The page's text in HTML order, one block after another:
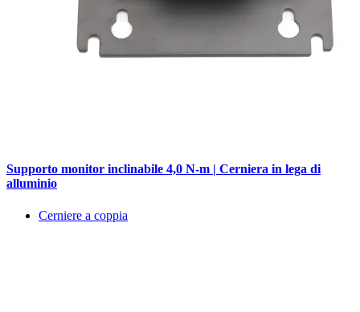
Supporto monitor inclinabile 4,0 N-m | Cerniera in lega di
alluminio
Cerniere a coppia